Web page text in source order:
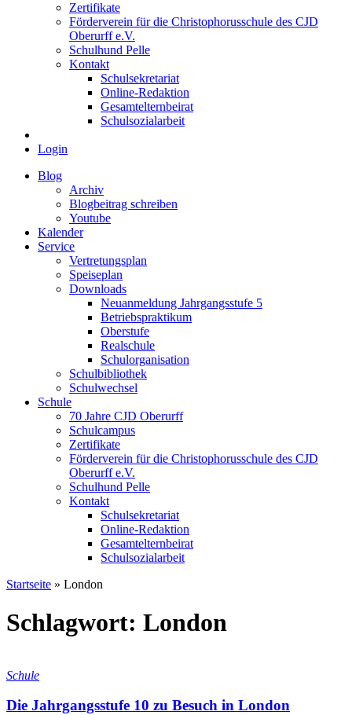
Zertifikate
Förderverein für die Christophorusschule des CJD
Oberurff e.V.
Schulhund Pelle
Kontakt
Schulsekretariat
Online-Redaktion
Gesamtelternbeirat
Schulsozialarbeit
Login
Blog
Archiv
Blogbeitrag schreiben
Youtube
Kalender
Service
Vertretungsplan
Speiseplan
Downloads
Neuanmeldung Jahrgangsstufe 5
Betriebspraktikum
Oberstufe
Realschule
Schulorganisation
Schulbibliothek
Schulwechsel
Schule
70 Jahre CJD Oberurff
Schulcampus
Zertifikate
Förderverein für die Christophorusschule des CJD
Oberurff e.V.
Schulhund Pelle
Kontakt
Schulsekretariat
Online-Redaktion
Gesamtelternbeirat
Schulsozialarbeit
Startseite » London
Schlagwort: London
Schule
Die Jahrgangsstufe 10 zu Besuch in London